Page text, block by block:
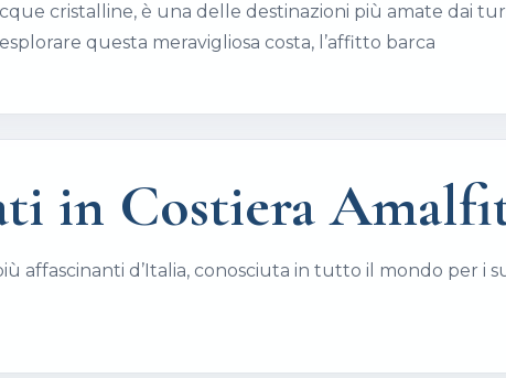
cristalline, è una delle destinazioni più amate dai
questa meravigliosa costa, l’affitto barca
in Costiera
affascinanti d’Italia, conosciuta in tutto il mondo per i